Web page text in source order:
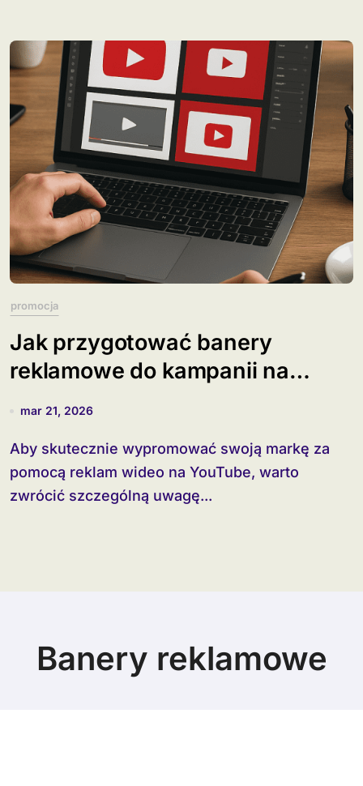
promocja
Jak przygotować banery
reklamowe do kampanii na
YouTube?
mar 21, 2026
Aby skutecznie wypromować swoją markę za
pomocą reklam wideo na YouTube, warto
zwrócić szczególną uwagę...
Banery reklamowe